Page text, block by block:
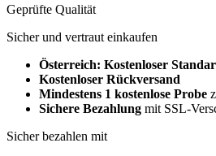
Geprüfte Qualität
Sicher und vertraut einkaufen
Österreich: Kostenloser
Kostenloser Rückversand
Mindestens 1 kostenlose Probe
Sichere Bezahlung mit SSL-
Sicher bezahlen mit